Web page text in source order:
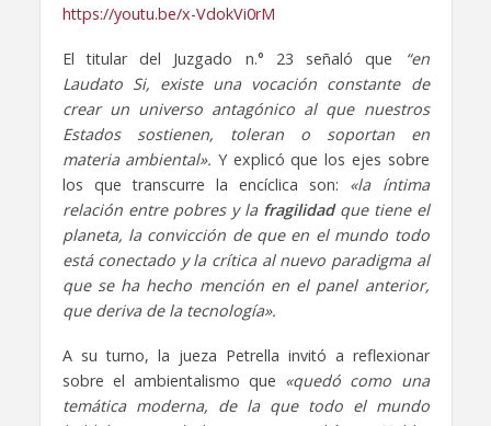
https://youtu.be/x-VdokVi0rM
El titular del Juzgado n.° 23 señaló que
“en
Laudato Si, existe una vocación constante de
crear un universo antagónico al que nuestros
Estados sostienen, toleran o soportan en
materia ambiental». Y explicó que los ejes sobre
los que transcurre la encíclica son: «la íntima
relación entre pobres y lafragilidadque tiene el
planeta, la convicción de que en el mundo todo
está conectado y la crítica al nuevo paradigma al
que se ha hecho mención en el panel anterior,
que deriva de la tecnología».
A su turno, la jueza Petrella invitó a reflexionar
sobre el ambientalismo que «quedó como una
temática moderna, de la que todo el mundo